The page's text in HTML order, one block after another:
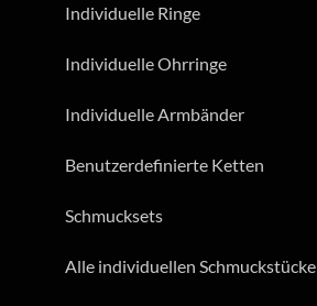
Individuelle Ringe
Individuelle Ohrringe
Individuelle Armbänder
Benutzerdefinierte Ketten
Schmucksets
Alle individuellen Schmuckstücke